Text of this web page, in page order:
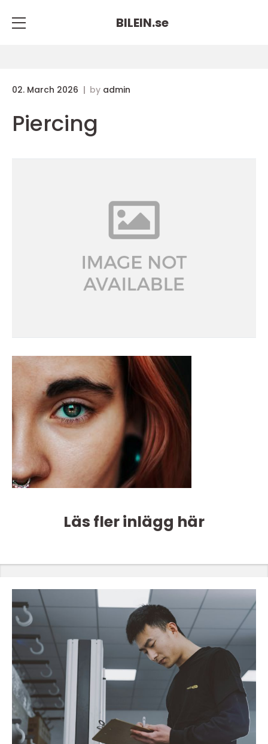
BILEIN.se
02. March 2026 by admin
Piercing
Läs fler inlägg här